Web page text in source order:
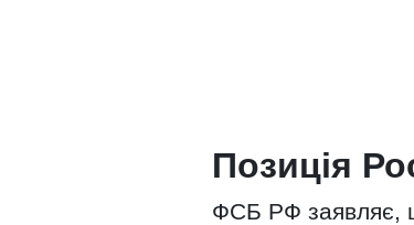
Позиція
ФСБ РФ заявляє,